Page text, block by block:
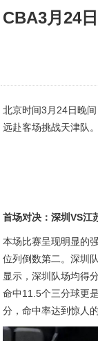
CBA3月24
北京时间3月24日晚
远赴客场挑战天津队
首场对决：深圳VS江
本场比赛呈现明显的
位列倒数第二。深圳
显示，深圳队场均得
命中11.5个三分球更
分，命中率达到惊人